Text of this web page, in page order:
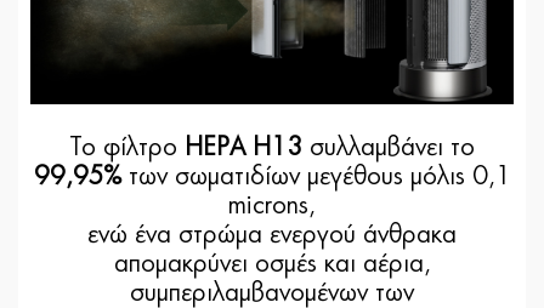
Το φίλτρο HEPA H13 συλλαμβάνει το
99,95%των σωματιδίων μεγέθους μόλις 0,1
microns,
ενώ ένα στρώμα ενεργού άνθρακα
απομακρύνει οσμές και αέρια,
συμπεριλαμβανομένων των